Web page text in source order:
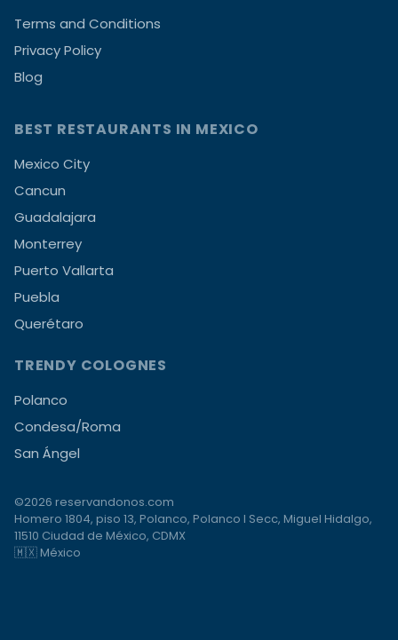
Terms and Conditions
Privacy Policy
Blog
BEST RESTAURANTS IN MEXICO
Mexico City
Cancun
Guadalajara
Monterrey
Puerto Vallarta
Puebla
Querétaro
TRENDY COLOGNES
Polanco
Condesa/Roma
San Ángel
©2026 reservandonos.com
Homero 1804, piso 13, Polanco, Polanco I Secc, Miguel Hidalgo,
11510 Ciudad de México, CDMX
🇲🇽 México